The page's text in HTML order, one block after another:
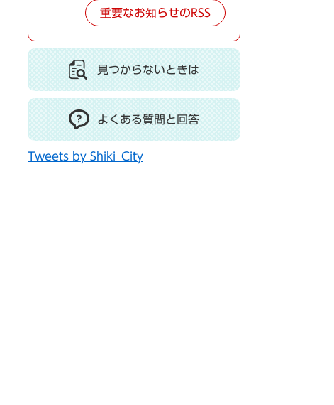
重要なお知らせのRSS
見つからないときは
よくある質問と回答
Tweets by Shiki_City